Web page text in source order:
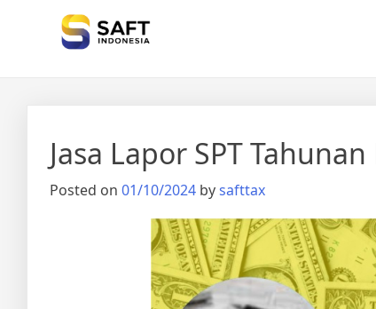
Solisi Perjakan Anda
Jasa Lapor SPT
Posted on 01/10/2024 bysafttax